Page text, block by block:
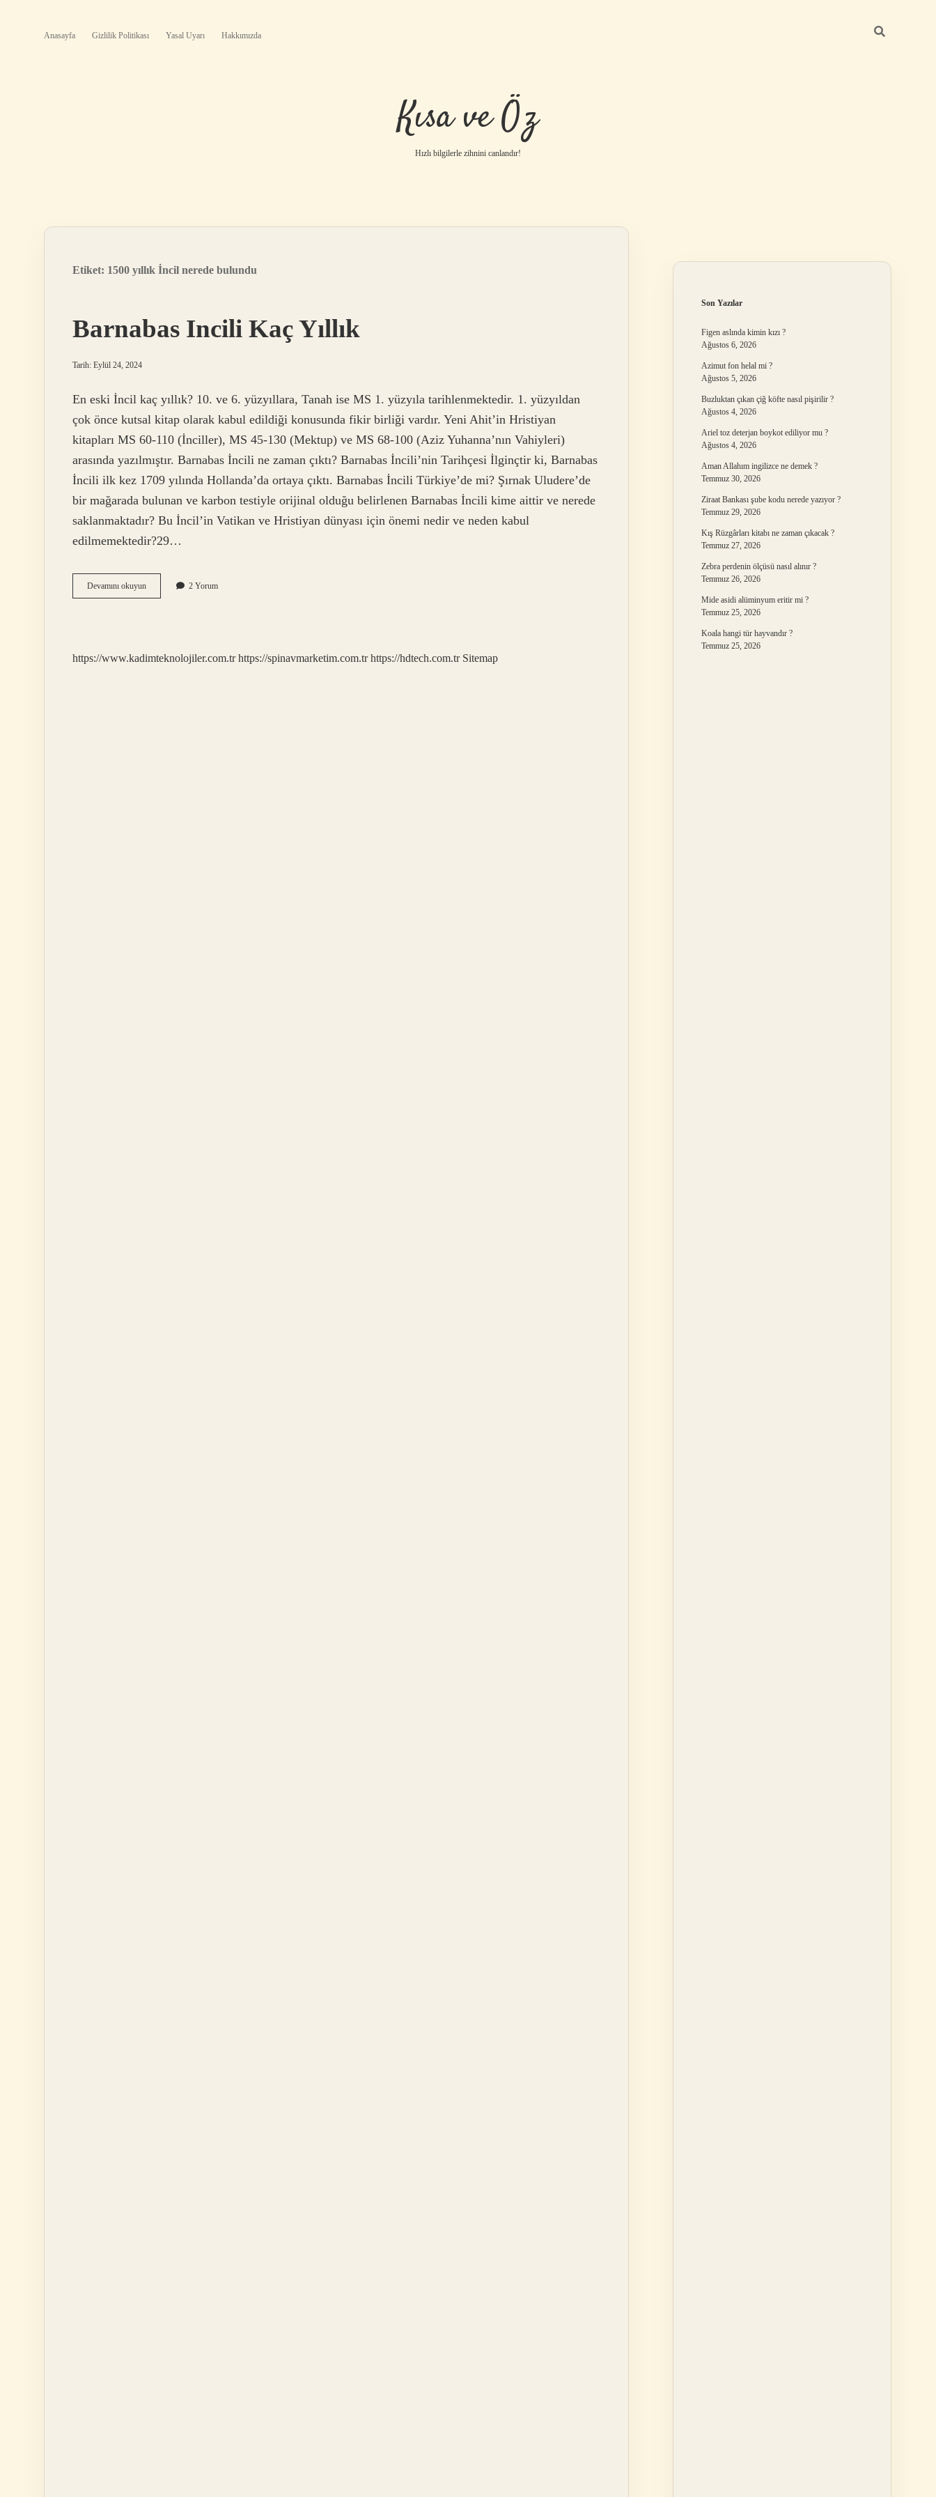
Anasayfa Gizlilik Politikası Yasal Uyarı Hakkımızda
Kısa ve Öz
Hızlı bilgilerle zihnini canlandır!
Etiket: 1500 yıllık İncil nerede bulundu
Barnabas Incili Kaç Yıllık
Tarih: Eylül 24, 2024
En eski İncil kaç yıllık? 10. ve 6. yüzyıllara, Tanah ise MS 1. yüzyıla tarihlenmektedir. 1. yüzyıldan
çok önce kutsal kitap olarak kabul edildiği konusunda fikir birliği vardır. Yeni Ahit’in Hristiyan
kitapları MS 60-110 (İnciller), MS 45-130 (Mektup) ve MS 68-100 (Aziz Yuhanna’nın Vahiyleri)
arasında yazılmıştır. Barnabas İncili ne zaman çıktı? Barnabas İncili’nin Tarihçesi İlginçtir ki, Barnabas
İncili ilk kez 1709 yılında Hollanda’da ortaya çıktı. Barnabas İncili Türkiye’de mi? Şırnak Uludere’de
bir mağarada bulunan ve karbon testiyle orijinal olduğu belirlenen Barnabas İncili kime aittir ve nerede
saklanmaktadır? Bu İncil’in Vatikan ve Hristiyan dünyası için önemi nedir ve neden kabul
edilmemektedir?29…
Devamını okuyunBarnabas
Incili
2 Yorum
https://www.kadimteknolojiler.com.tr https://spinavmarketim.com.tr https://hdtech.com.tr Sitemap
Son Yazılar
Figen aslında kimin kızı ?
Ağustos 6, 2026
Azimut fon helal mi ?
Ağustos 5, 2026
Buzluktan çıkan çiğ köfte nasıl pişirilir ?
Ağustos 4, 2026
Ariel toz deterjan boykot ediliyor mu ?
Ağustos 4, 2026
Aman Allahım ingilizce ne demek ?
Temmuz 30, 2026
Ziraat Bankası şube kodu nerede yazıyor ?
Temmuz 29, 2026
Kış Rüzgârları kitabı ne zaman çıkacak ?
Temmuz 27, 2026
Zebra perdenin ölçüsü nasıl alınır ?
Temmuz 26, 2026
Mide asidi alüminyum eritir mi ?
Temmuz 25, 2026
Koala hangi tür hayvandır ?
Temmuz 25, 2026